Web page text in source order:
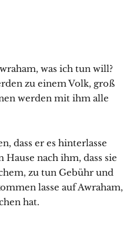
was ich tun will?
zu einem Volk, groß
werden mit ihm alle
dass er es hinterlasse
nach ihm, dass sie
zu tun Gebühr und
lasse aufAwraham,
hat.